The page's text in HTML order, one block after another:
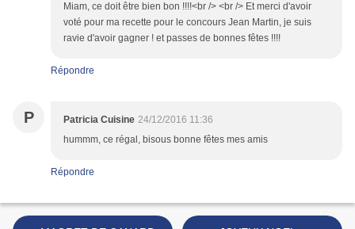
Miam, ce doit être bien bon !!!!<br /> <br /> Et merci d'avoir
voté pour ma recette pour le concours Jean Martin, je suis
ravie d'avoir gagner ! et passes de bonnes fêtes !!!!
Répondre
P Patricia Cuisine 24/12/2016 11:36
hummm, ce régal, bisous bonne fêtes mes amis
Répondre